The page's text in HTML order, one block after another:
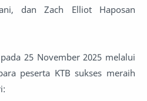
dan Zach Elliot Haposan
25 November 2025 melalui
peserta KTB sukses meraih